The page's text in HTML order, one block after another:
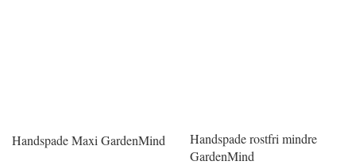
Handspade Maxi GardenMind
Handspade rostfri mindre
GardenMind